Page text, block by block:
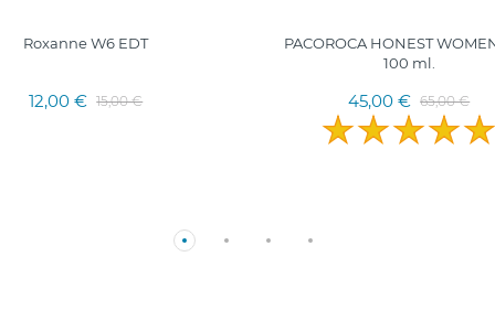
Roxanne W6 EDT
12,00 € 15,00 €
PACOROCA HONEST
100 ml.
45,00 € 65,00 €